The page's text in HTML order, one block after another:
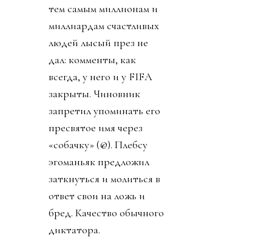
тем самым миллионам и
миллиардам счастливых
людей лысый през не
дал: комменты, как
всегда, у него и у FIFA
закрыты. Чиновник
запретил упоминать его
пресвятое имя через
«собачку» (@). Плебсу
эгоманьяк предложил
заткнуться и молиться в
ответ свои на ложь и
бред. Качество обычного
диктатора.